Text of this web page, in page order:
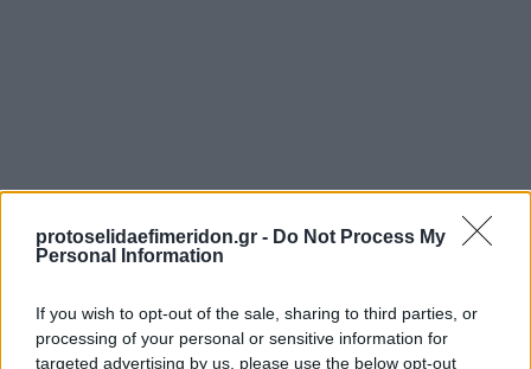
protoselidaefimeridon.gr - Do Not Process My
Personal Information
If you wish to opt-out of the sale, sharing to third parties, or
processing of your personal or sensitive information for
targeted advertising by us, please use the below opt-out